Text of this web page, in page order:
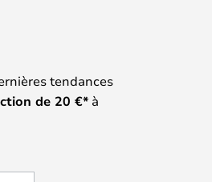
tendances
de 20 €* à